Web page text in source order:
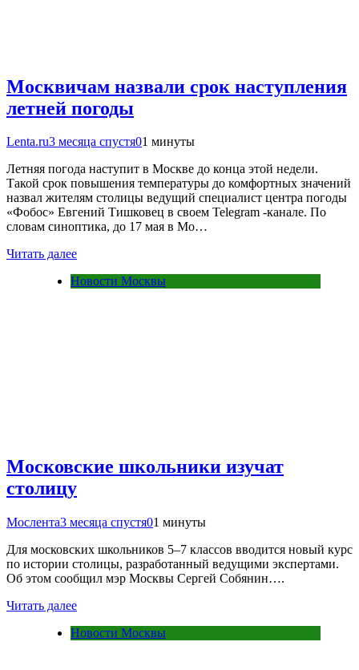
Москвичам назвали срок наступления
летней погоды
Lenta.ru3 месяца спустя01 минуты
Летняя погода наступит в Москве до конца этой недели.
Такой срок повышения температуры до комфортных значений
назвал жителям столицы ведущий специалист центра погоды
«Фобос» Евгений Тишковец в своем Telegram -канале. По
словам синоптика, до 17 мая в Мо…
Читать далее
Новости Москвы
Московские школьники изучат
столицу
Мослента3 месяца спустя01 минуты
Для московских школьников 5–7 классов вводится новый курс
по истории столицы, разработанный ведущими экспертами.
Об этом сообщил мэр Москвы Сергей Собянин….
Читать далее
Новости Москвы